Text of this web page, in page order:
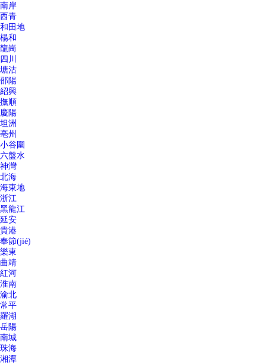
南岸
西青
和田地
楊和
龍崗
四川
塘沽
邵陽
紹興
撫順
慶陽
坦洲
亳州
小谷圍
六盤水
神灣
北海
海東地
浙江
黑龍江
延安
貴港
奉節(jié)
樂東
曲靖
紅河
淮南
渝北
常平
羅湖
岳陽
南城
珠海
湘潭